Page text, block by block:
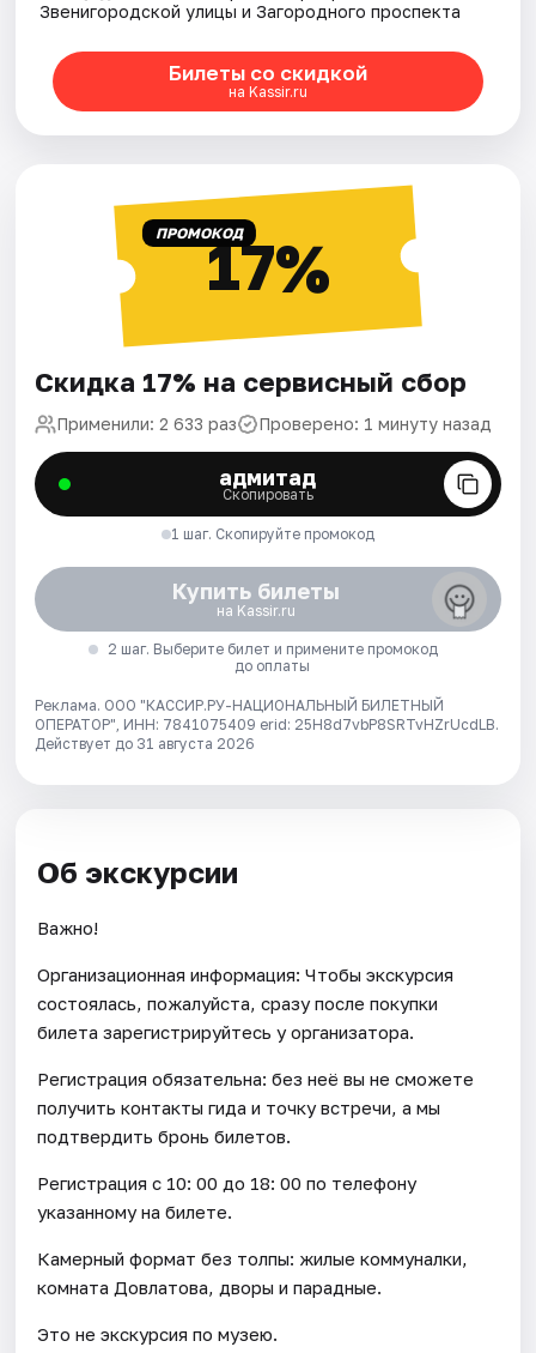
Звенигородской улицы и Загородного проспекта
Билеты со скидкой
на Kassir.ru
ПРОМОКОД17%
Скидка 17% на сервисный сбор
Применили: 2 633 раз Проверено: 1 минуту назад
адмитад
Скопировать
1 шаг. Скопируйте промокод
Купить билеты
на Kassir.ru
2 шаг. Выберите билет и примените промокод
до оплаты
Реклама. ООО "КАССИР.РУ-НАЦИОНАЛЬНЫЙ БИЛЕТНЫЙ
ОПЕРАТОР", ИНН: 7841075409 erid: 25H8d7vbP8SRTvHZrUcdLB.
Действует до 31 августа 2026
Об экскурсии
Важно!
Организационная информация: Чтобы экскурсия
состоялась, пожалуйста, сразу после покупки
билета зарегистрируйтесь у организатора.
Регистрация обязательна: без неё вы не сможете
получить контакты гида и точку встречи, а мы
подтвердить бронь билетов.
Регистрация с 10: 00 до 18: 00 по телефону
указанному на билете.
Камерный формат без толпы: жилые коммуналки,
комната Довлатова, дворы и парадные.
Это не экскурсия по музею.